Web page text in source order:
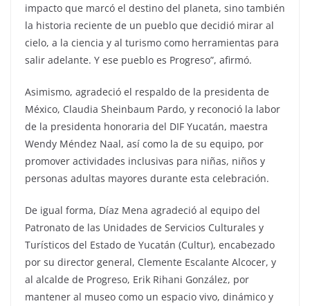
impacto que marcó el destino del planeta, sino también
la historia reciente de un pueblo que decidió mirar al
cielo, a la ciencia y al turismo como herramientas para
salir adelante. Y ese pueblo es Progreso”, afirmó.
Asimismo, agradeció el respaldo de la presidenta de
México, Claudia Sheinbaum Pardo, y reconoció la labor
de la presidenta honoraria del DIF Yucatán, maestra
Wendy Méndez Naal, así como la de su equipo, por
promover actividades inclusivas para niñas, niños y
personas adultas mayores durante esta celebración.
De igual forma, Díaz Mena agradeció al equipo del
Patronato de las Unidades de Servicios Culturales y
Turísticos del Estado de Yucatán (Cultur), encabezado
por su director general, Clemente Escalante Alcocer, y
al alcalde de Progreso, Erik Rihani González, por
mantener al museo como un espacio vivo, dinámico y